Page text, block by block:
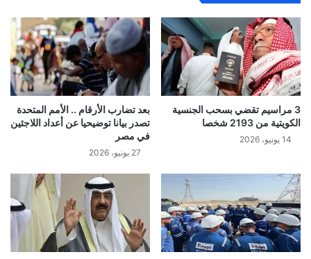
3 مراسيم تقضي بسحب الجنسية
الكويتية من 2193 شخصا
14 يونيو، 2026
بعد تضارب الأرقام .. الأمم المتحدة
تصدر بيانا توضيحيا عن أعداد اللاجئين
في مصر
27 يونيو، 2026